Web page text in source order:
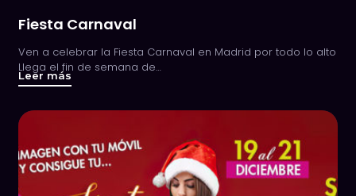
Fiesta Carnaval
Ven a celebrar la Fiesta Carnaval en Madrid por todo lo alto
Llega el fin de semana de…
Leer más
about
Fiesta